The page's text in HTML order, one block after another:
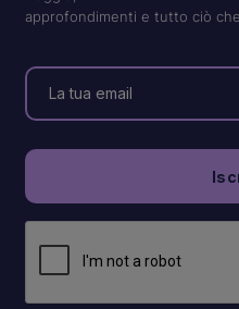
approfondimenti e tutto ciò